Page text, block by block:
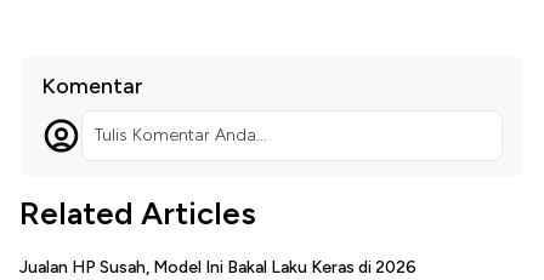
Komentar
Tulis Komentar Anda...
Related Articles
Jualan HP Susah, Model Ini Bakal Laku Keras di 2026